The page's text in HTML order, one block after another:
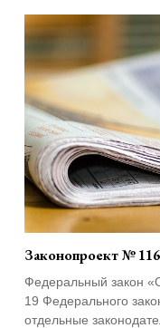
Законопроект №
Федеральный закон
19 Федерального
отдельные